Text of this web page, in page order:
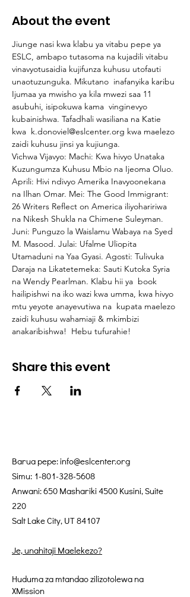
About the event
Jiunge nasi kwa klabu ya vitabu pepe ya
ESLC, ambapo tutasoma na kujadili vitabu
vinavyotusaidia kujifunza kuhusu utofauti
unaotuzunguka. Mikutano  inafanyika karibu
Ijumaa ya mwisho ya kila mwezi saa 11
asubuhi, isipokuwa kama  vinginevyo
kubainishwa. Tafadhali wasiliana na Katie
kwa  k.donoviel@eslcenter.org kwa maelezo
zaidi kuhusu jinsi ya kujiunga.
Vichwa Vijavyo: Machi: Kwa hivyo Unataka
Kuzungumza Kuhusu Mbio na Ijeoma Oluo.
Aprili: Hivi ndivyo Amerika Inavyoonekana
na Ilhan Omar. Mei: The Good Immigrant:
26 Writers Reflect on America iliyohaririwa
na Nikesh Shukla na Chimene Suleyman.
Juni: Punguzo la Waislamu Wabaya na Syed
M. Masood. Julai: Ufalme Uliopita
Utamaduni na Yaa Gyasi. Agosti: Tulivuka
Daraja na Likatetemeka: Sauti Kutoka Syria
na Wendy Pearlman. Klabu hii ya  book
hailipishwi na iko wazi kwa umma, kwa hivyo
mtu yeyote anayevutiwa na  kupata maelezo
zaidi kuhusu wahamiaji & mkimbizi
anakaribishwa!  Hebu tufurahie!
Share this event
Barua pepe:info@eslcenter.org
Simu: 1-801-328-5608
Anwani: 650 Mashariki 4500 Kusini, Suite
220
Salt Lake City, UT 84107
Je, unahitaji Maelekezo?
Huduma za mtandao zilizotolewa na
XMission